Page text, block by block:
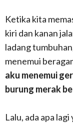
Ketika kita
kiri dan kanan
ladang
menemui
aku menemui
burung merak
Lalu, ada apa